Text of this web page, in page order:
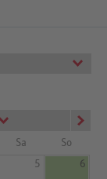
Sa
So
5 6